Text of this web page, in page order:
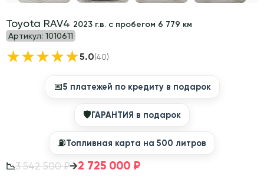
Toyota RAV4 2023 г.в. с пробегом 6 779 км
Артикул: 1010611
★★★★★5.0(40)
📅5 платежей по кредиту в подарок
🛡ГАРАНТИЯ в подарок
⛽️Топливная карта на 500 литров
📉3 542 500 ₽→2 725 000 ₽